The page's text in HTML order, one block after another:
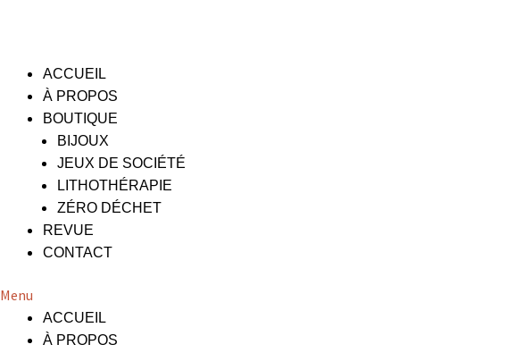
ACCUEIL
À PROPOS
BOUTIQUE
BIJOUX
JEUX DE SOCIÉTÉ
LITHOTHÉRAPIE
ZÉRO DÉCHET
REVUE
CONTACT
Menu
ACCUEIL
À PROPOS